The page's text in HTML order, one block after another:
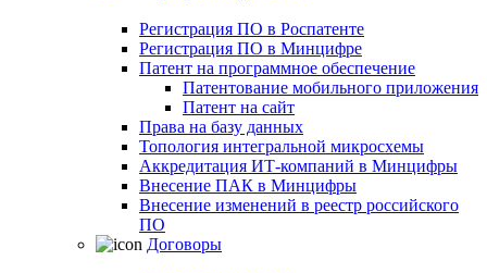
Регистрация ПО в Роспатенте
Регистрация ПО в Минцифре
Патент на программное обеспечение
Патентование мобильного приложения
Патент на сайт
Права на базу данных
Топология интегральной микросхемы
Аккредитация ИТ-компаний в Минцифры
Внесение ПАК в Минцифры
Внесение изменений в реестр российского
ПО
Договоры